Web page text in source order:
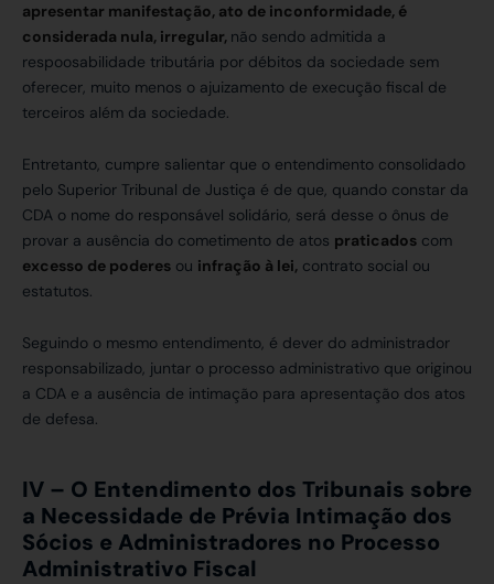
apresentar manifestação, ato de inconformidade, é
considerada nula, irregular, não sendo admitida a
respoosabilidade tributária por débitos da sociedade sem
oferecer, muito menos o ajuizamento de execução fiscal de
terceiros além da sociedade.
Entretanto, cumpre salientar que o entendimento consolidado
pelo Superior Tribunal de Justiça é de que, quando constar da
CDA o nome do responsável solidário, será desse o ônus de
provar a ausência do cometimento de atos praticados com
excesso de poderes ou infração à lei, contrato social ou
estatutos.
Seguindo o mesmo entendimento, é dever do administrador
responsabilizado, juntar o processo administrativo que originou
a CDA e a ausência de intimação para apresentação dos atos
de defesa.
IV – O Entendimento dos Tribunais sobre
a Necessidade de Prévia Intimação dos
Sócios e Administradores no Processo
Administrativo Fiscal